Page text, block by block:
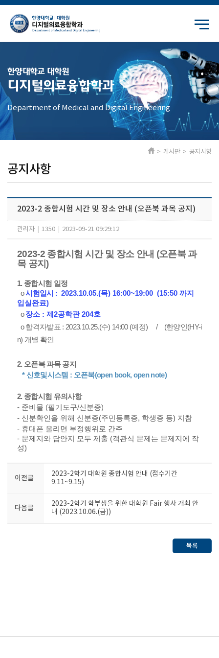
한양대학교 대학원
디지털의료융합학과
Department of Medical and Digital Engineering
공지사항
> 게시판 > 공지사항
2023-2 종합시험 시간 및 장소 안내 (오픈북 과목 공지)
관리자 1350 2023-09-21 09:29:12
2023-2 종합시험 시간 및 장소 안내 (오픈북 과
목 공지)
1. 종합시험 일정
o 시험일시 : 2023.10.05.(목) 16:00~19:00 (15:50 까지
입실완료)
o ​장소 : 제2공학관 204호
o 합격자발표 : 2023.10.25.(수) 14:00 (예정) / (한양인(HY-i
n) 개별 확인
2. 오픈북 과목 공지
* 신호및시스템 : 오픈북(open book, open note)
2. 종합시험 유의사항
- 준비물 (필기도구/신분증)
- 신분확인을 위해 신분증(주민등록증, 학생증 등) 지참
- 휴대폰 울리면 부정행위로 간주
- 문제지와 답안지 모두 제출 (객관식 문제는 문제지에 작
성)
이전글
2023-2학기 대학원 종합시험 안내 (접수기간
9.11~9.15)
다음글
2023-2학기 학부생을 위한 대학원 Fair 행사 개최 안
내 (2023.10.06.(금))
목록